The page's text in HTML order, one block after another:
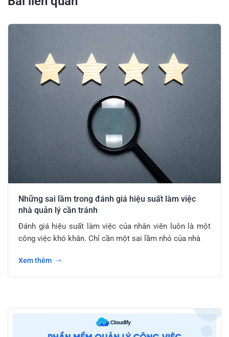
Những sai lầm trong đánh giá hiệu suất làm việc
nhà quản lý cần tránh
Đánh giá hiệu suất làm việc của nhân viên luôn là một
công việc khó khăn. Chỉ cần một sai lầm nhỏ của nhà
Xem thêm